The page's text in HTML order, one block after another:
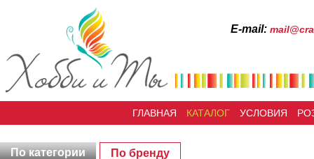
Е-mail:
ГЛАВНАЯ КАТАЛОГ УСЛОВИЯ
По категории По бренду